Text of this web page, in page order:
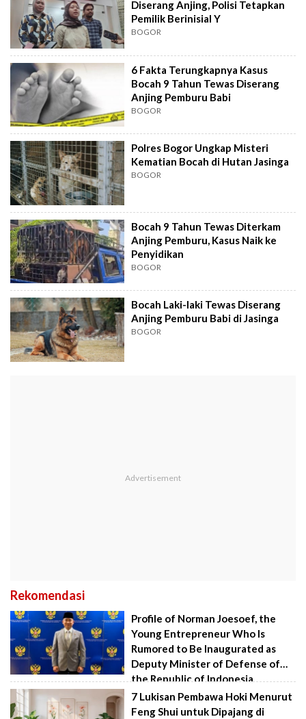
Diserang Anjing, Polisi Tetapkan
Pemilik Berinisial Y
BOGOR
6 Fakta Terungkapnya Kasus
Bocah 9 Tahun Tewas Diserang
Anjing Pemburu Babi
BOGOR
Polres Bogor Ungkap Misteri
Kematian Bocah di Hutan Jasinga
BOGOR
Bocah 9 Tahun Tewas Diterkam
Anjing Pemburu, Kasus Naik ke
Penyidikan
BOGOR
Bocah Laki-laki Tewas Diserang
Anjing Pemburu Babi di Jasinga
BOGOR
Rekomendasi
Profile of Norman Joesoef, the
Young Entrepreneur Who Is
Rumored to Be Inaugurated as
Deputy Minister of Defense of
the Republic of Indonesia
7 Lukisan Pembawa Hoki Menurut
Feng Shui untuk Dipajang di